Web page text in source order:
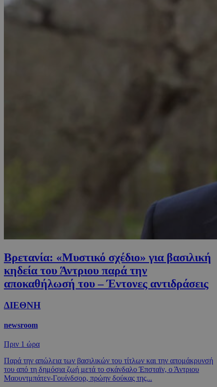
Βρετανία: «Μυστικό σχέδιο» για βασιλική
κηδεία του Άντριου παρά την
αποκαθήλωσή του – Έντονες αντιδράσεις
ΔΙΕΘΝΗ
newsroom
Πριν 1 ώρα
Παρά την απώλεια των βασιλικών του τίτλων και την απομάκρυνσή
του από τη δημόσια ζωή μετά το σκάνδαλο Έπσταϊν, ο Άντριου
Μαουντμπάτεν-Γουίνδσορ, πρώην δούκας της...